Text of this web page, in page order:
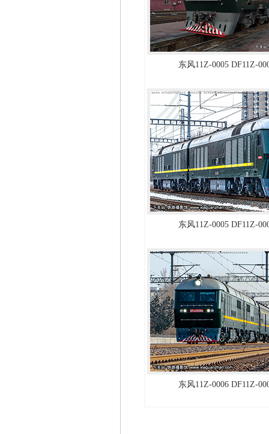
东风11Z-0005 DF11Z-
东风11Z-0005 DF11Z-
东风11Z-0006 DF11Z-